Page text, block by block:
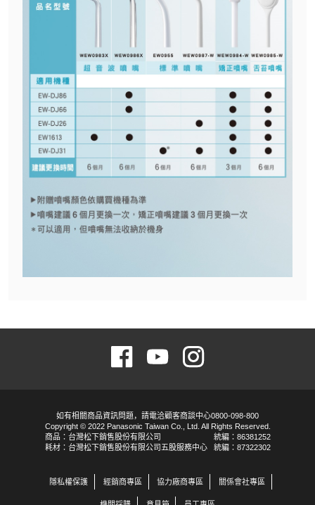
如有相關商品資訊問題，請電洽顧客商談中心0800-098-800
Copyright © 2022 Panasonic Taiwan Co., Ltd. All Rights Reserved.
商品：台灣松下銷售股份有限公司
耗材：台灣松下銷售股份有限公司五股服務中心
統編：86381252
統編：87322302
隱私權保護 經銷商專區 協力廠商專區 關係會社專區